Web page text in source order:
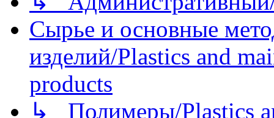
Сырье и основные
изделий/Plastics and
products
↳ Полимеры/Plastics